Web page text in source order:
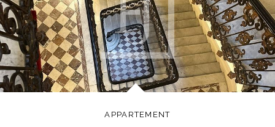
APPARTEMENT